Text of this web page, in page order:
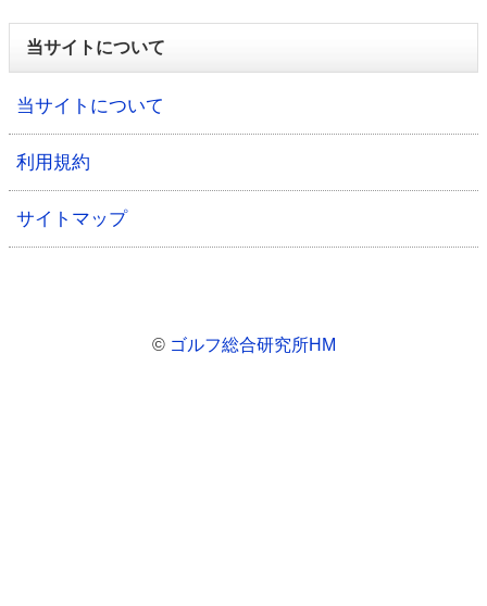
当サイトについて
当サイトについて
利用規約
サイトマップ
© ゴルフ総合研究所HM